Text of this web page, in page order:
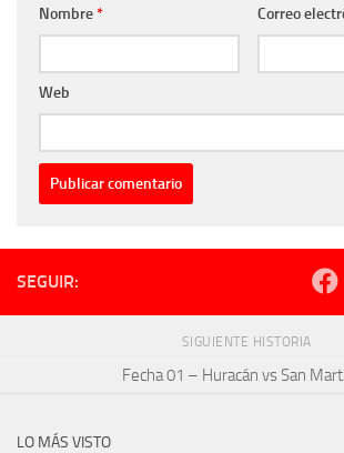
Nombre* Correo
Web
SEGUIR:
SIGUIENTE HISTORIA
Fecha 01 – Huracán vs San
LO MÁS VISTO